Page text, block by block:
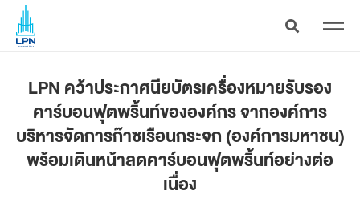
LPN คว้าประกาศนียบัตรเครื่องหมายรับรอง
คาร์บอนฟุตพริ้นท์ขององค์กร จากองค์การ
บริหารจัดการก๊าซเรือนกระจก (องค์การมหาชน)
พร้อมเดินหน้าลดคาร์บอนฟุตพริ้นท์อย่างต่อ
เนื่อง